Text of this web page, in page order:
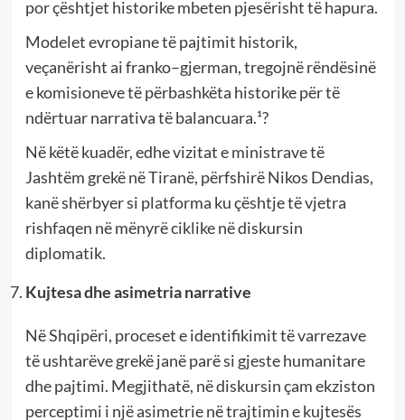
por çështjet historike mbeten pjesërisht të hapura.
Modelet evropiane të pajtimit historik,
veçanërisht ai franko–gjerman, tregojnë rëndësinë
e komisioneve të përbashkëta historike për të
ndërtuar narrativa të balancuara.¹?
Në këtë kuadër, edhe vizitat e ministrave të
Jashtëm grekë në Tiranë, përfshirë Nikos Dendias,
kanë shërbyer si platforma ku çështje të vjetra
rishfaqen në mënyrë ciklike në diskursin
diplomatik.
Kujtesa dhe asimetria narrative
Në Shqipëri, proceset e identifikimit të varrezave
të ushtarëve grekë janë parë si gjeste humanitare
dhe pajtimi. Megjithatë, në diskursin çam ekziston
perceptimi i një asimetrie në trajtimin e kujtesës